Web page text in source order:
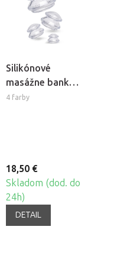
Silikónové
masážne banky
Fabulo
4 farby
18,50 €
Skladom (dod. do
24h)
DETAIL